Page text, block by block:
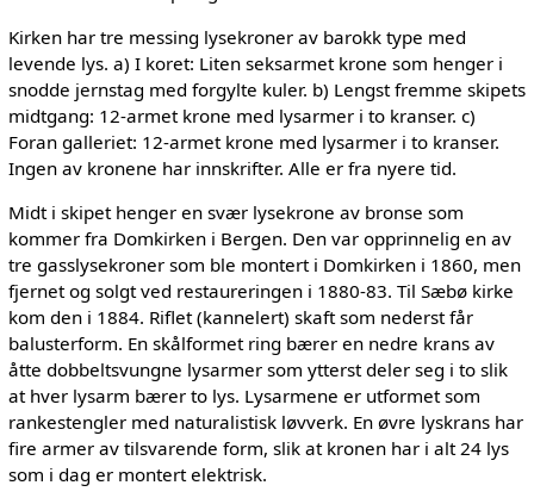
Kirken har tre messing lysekroner av barokk type med
levende lys. a) I koret: Liten seksarmet krone som henger i
snodde jernstag med forgylte kuler. b) Lengst fremme skipets
midtgang: 12-armet krone med lysarmer i to kranser. c)
Foran galleriet: 12-armet krone med lysarmer i to kranser.
Ingen av kronene har innskrifter. Alle er fra nyere tid.
Midt i skipet henger en svær lysekrone av bronse som
kommer fra Domkirken i Bergen. Den var opprinnelig en av
tre gasslysekroner som ble montert i Domkirken i 1860, men
fjernet og solgt ved restaureringen i 1880-83. Til Sæbø kirke
kom den i 1884. Riflet (kannelert) skaft som nederst får
balusterform. En skålformet ring bærer en nedre krans av
åtte dobbeltsvungne lysarmer som ytterst deler seg i to slik
at hver lysarm bærer to lys. Lysarmene er utformet som
rankestengler med naturalistisk løvverk. En øvre lyskrans har
fire armer av tilsvarende form, slik at kronen har i alt 24 lys
som i dag er montert elektrisk.